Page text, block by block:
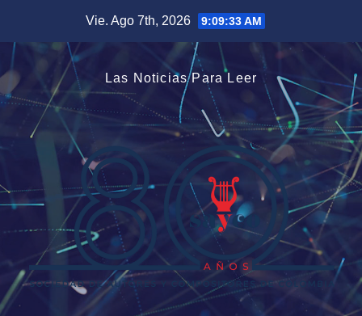
contenido
Vie. Ago 7th, 2026 9:09:33 AM
Las Noticias Para Leer